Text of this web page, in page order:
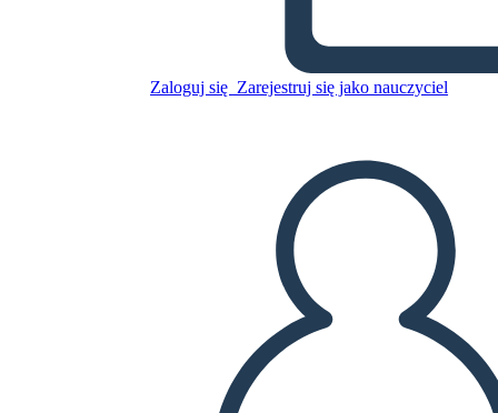
Zaloguj się Zarejestruj się jako nauczyciel
ODTWARZANIE POKAZU SLAJDÓW
PRZECZYTAJ MI